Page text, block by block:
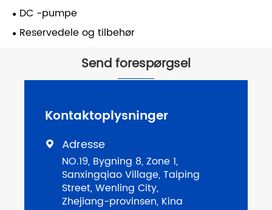
DC -pumpe
Reservedele og tilbehør
Send forespørgsel
Kontaktoplysninger
 Adresse
NO.19, Bygning 8, Zone 1,
Sanxingqiao Village, Taiping
Street, Wenling City,
Zhejiang-provinsen, Kina